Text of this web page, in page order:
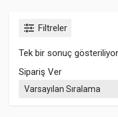
Filtreler
Tek bir sonuç gösteriliyor
Sipariş Ver